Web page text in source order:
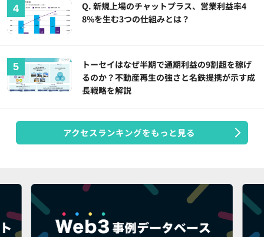
Q. 新規上場のチャットプラス、営業利益率4
8%を生む3つの仕組みとは？
トーセイはなぜ半期で通期利益の9割超を稼げ
るのか？不動産再生の強さと名鉄提携が示す成
長戦略を解説
アクセスランキングをもっと見る